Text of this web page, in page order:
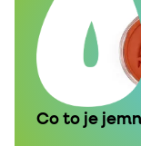
Co to je